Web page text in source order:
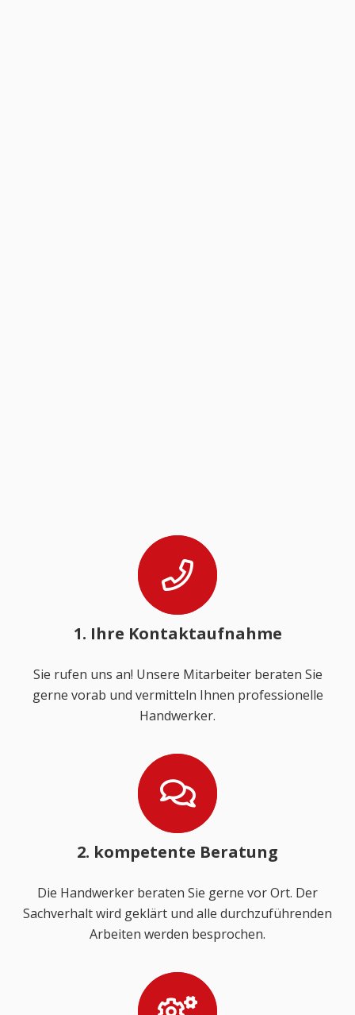
1. Ihre Kontaktaufnahme
Sie rufen uns an! Unsere Mitarbeiter beraten Sie
gerne vorab und vermitteln Ihnen professionelle
Handwerker.
2. kompetente Beratung
Die Handwerker beraten Sie gerne vor Ort. Der
Sachverhalt wird geklärt und alle durchzuführenden
Arbeiten werden besprochen.